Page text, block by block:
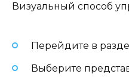
Визуальный способ
Перейдите в
Выберите